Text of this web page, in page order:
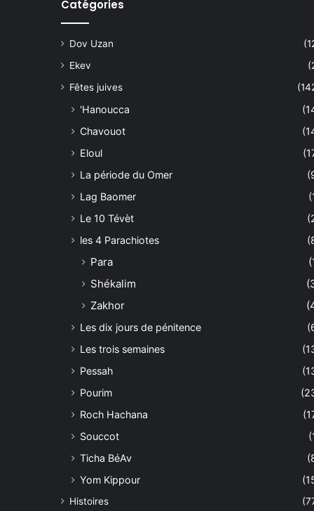
Catégories
Dov Uzan
Ekev
Fêtes juives
'Hanoucca
Chavouot
Eloul
La période du Omer
Lag Baomer
Le 10 Tévèt
les 4 Parachiotes
Para
Shékalim
Zakhor
Les dix jours de pénitence
Les trois semaines
Pessah
Pourim
Roch Hachana
Souccot
Ticha BéAv
Yom Kippour
Histoires